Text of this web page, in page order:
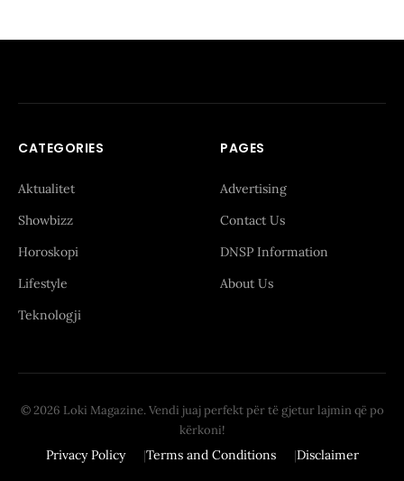
CATEGORIES
Aktualitet
Showbizz
Horoskopi
Lifestyle
Teknologji
PAGES
Advertising
Contact Us
DNSP Information
About Us
© 2026 Loki Magazine. Vendi juaj perfekt për të gjetur lajmin që po
kërkoni!
Privacy Policy Terms and Conditions Disclaimer